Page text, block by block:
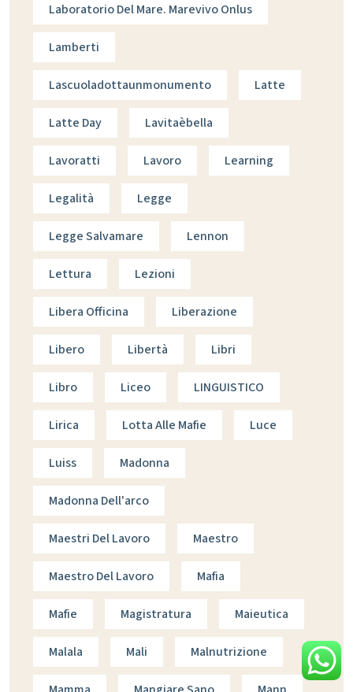
Laboratorio Del Mare. Marevivo Onlus
Lamberti
Lascuoladottaunmonumento Latte
Latte Day Lavitaèbella
Lavoratti Lavoro Learning
Legalità Legge
Legge Salvamare Lennon
Lettura Lezioni
Libera Officina Liberazione
Libero Libertà Libri
Libro Liceo LINGUISTICO
Lirica Lotta Alle Mafie Luce
Luiss Madonna
Madonna Dell'arco
Maestri Del Lavoro Maestro
Maestro Del Lavoro Mafia
Mafie Magistratura Maieutica
Malala Mali Malnutrizione